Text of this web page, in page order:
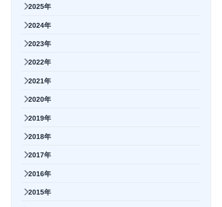
2025年
2024年
2023年
2022年
2021年
2020年
2019年
2018年
2017年
2016年
2015年